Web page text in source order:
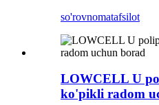
so'rovnomatafsilot
LOWCELL U
ko'pikli radom